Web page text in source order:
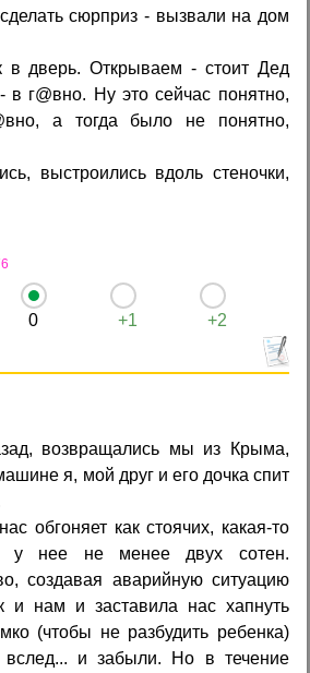
сюрприз - вызвали на дом
в дверь. Открываем - стоит Дед
г@вно. Ну это сейчас понятно,
а тогда было не понятно,
выстроились вдоль стеночки,
0 +1 +2
возвращались мы из Крыма,
я, мой друг и его дочка спит
обгоняет как стоячих, какая-то
у нее не менее двух сотен.
создавая аварийную ситуацию
и нам и заставила нас хапнуть
(чтобы не разбудить ребенка)
вслед... и забыли. Но в течение